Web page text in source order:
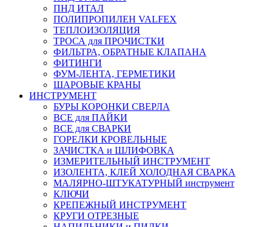
ПНД ИТАЛ
ПОЛИПРОПИЛЕН VALFEX
ТЕПЛОИЗОЛЯЦИЯ
ТРОСА для ПРОЧИСТКИ
ФИЛЬТРА, ОБРАТНЫЕ КЛАПАНА
ФИТИНГИ
ФУМ-ЛЕНТА, ГЕРМЕТИКИ
ШАРОВЫЕ КРАНЫ
ИНСТРУМЕНТ
БУРЫ КОРОНКИ СВЕРЛА
ВСЕ для ПАЙКИ
ВСЕ для СВАРКИ
ГОРЕЛКИ КРОВЕЛЬНЫЕ
ЗАЧИСТКА и ШЛИФОВКА
ИЗМЕРИТЕЛЬНЫЙ ИНСТРУМЕНТ
ИЗОЛЕНТА, КЛЕЙ ХОЛОДНАЯ СВАРКА
МАЛЯРНО-ШТУКАТУРНЫЙ инструмент
КЛЮЧИ
КРЕПЕЖНЫЙ ИНСТРУМЕНТ
КРУГИ ОТРЕЗНЫЕ